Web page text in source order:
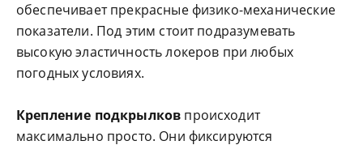
обеспечивает прекрасные физико-механические
показатели. Под этим стоит подразумевать
высокую эластичность локеров при любых
погодных условиях.
Крепление подкрылков происходит
максимально просто. Они фиксируются